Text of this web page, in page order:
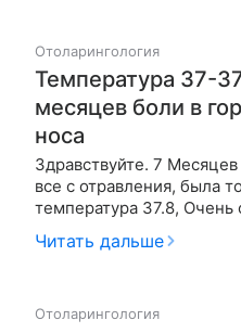
Отоларингология
Температура 37-
месяцев боли в горле и заложенность
носа
Здравствуйте. 7
все с отравления, была
температура 37.8, Очень
2 дня стало легче, но
носа и боли в горле,
Читать дальше
Отоларингология